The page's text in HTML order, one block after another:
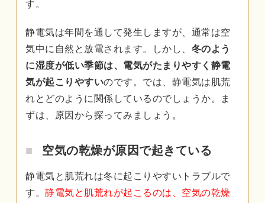
す。
静電気は年間を通して発生しますが、通常は空
気中に自然と放電されます。しかし、 冬のよう
に湿度が低い季節は、電気がたまりやすく静電
気が起こりやすいのです。では、静電気は肌荒
れとどのように関係しているのでしょうか。ま
ずは、原因から探ってみましょう。
空気の乾燥が原因で起きている
静電気と肌荒れは冬に起こりやすいトラブルで
す。 静電気と肌荒れが起こるのは、空気の乾燥